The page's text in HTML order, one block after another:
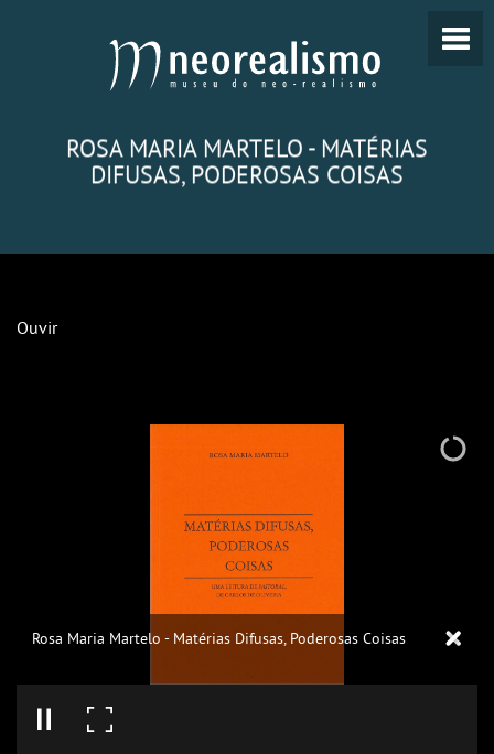
ROSA MARIA MARTELO - MATÉRIAS
DIFUSAS, PODEROSAS COISAS
Ouvir
Rosa Maria Martelo - Matérias Difusas, Poderosas Coisas